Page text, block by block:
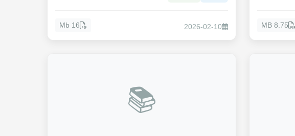
8.75 MB
2026-02-10
16 Mb
📚